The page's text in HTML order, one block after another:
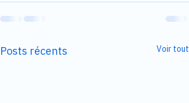
Posts récents Voir tout